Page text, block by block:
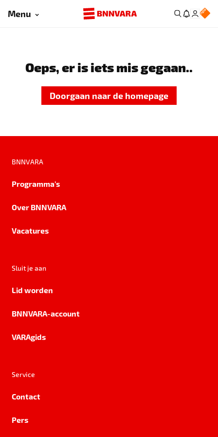
Menu
Oeps, er is iets mis gegaan..
Doorgaan naar de homepage
BNNVARA
Programma's
Over BNNVARA
Vacatures
Sluit je aan
Lid worden
BNNVARA-account
VARAgids
Service
Contact
Pers